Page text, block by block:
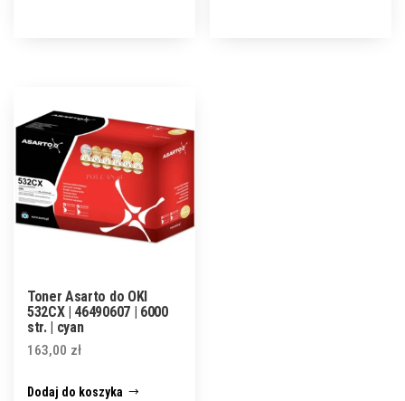
Toner Asarto do OKI
532CX | 46490607 | 6000
str. | cyan
163,00 zł
Dodaj do koszyka